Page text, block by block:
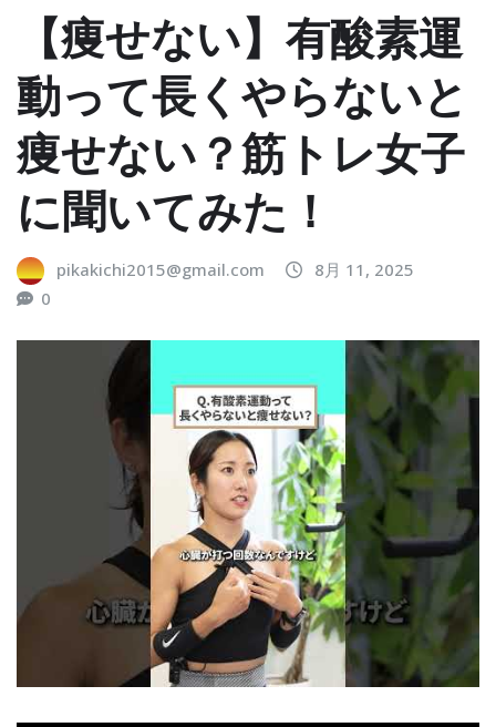
【痩せない】有酸素運
動って長くやらないと
痩せない？筋トレ女子
に聞いてみた！
pikakichi2015@gmail.com
8月 11, 2025
0